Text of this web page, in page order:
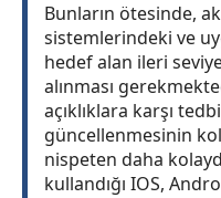
Bunların ötesinde,
sistemlerindeki ve
hedef alan ileri
alınması
açıklıklara karşı
güncellenmesinin
nispeten daha
kullandığı IOS,